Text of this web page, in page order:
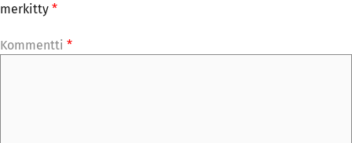
merkitty *
Kommentti *